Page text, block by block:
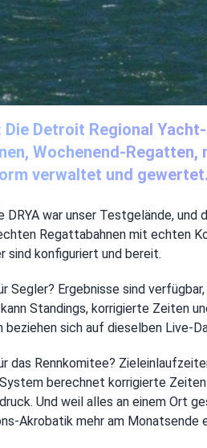
Detroit Regional
Wochenend-
verwaltet und gewertet.
DRYA war unser Testgelände,
Regattabahnen mit echten
sind konfiguriert und bereit.
Segler? Ergebnisse sind
Standings, korrigierte Zeiten
beziehen sich auf dieselben Live-
das Rennkomitee?
berechnet korrigierte
Und weil alles an einem Ort
Akrobatik mehr am Monatsende